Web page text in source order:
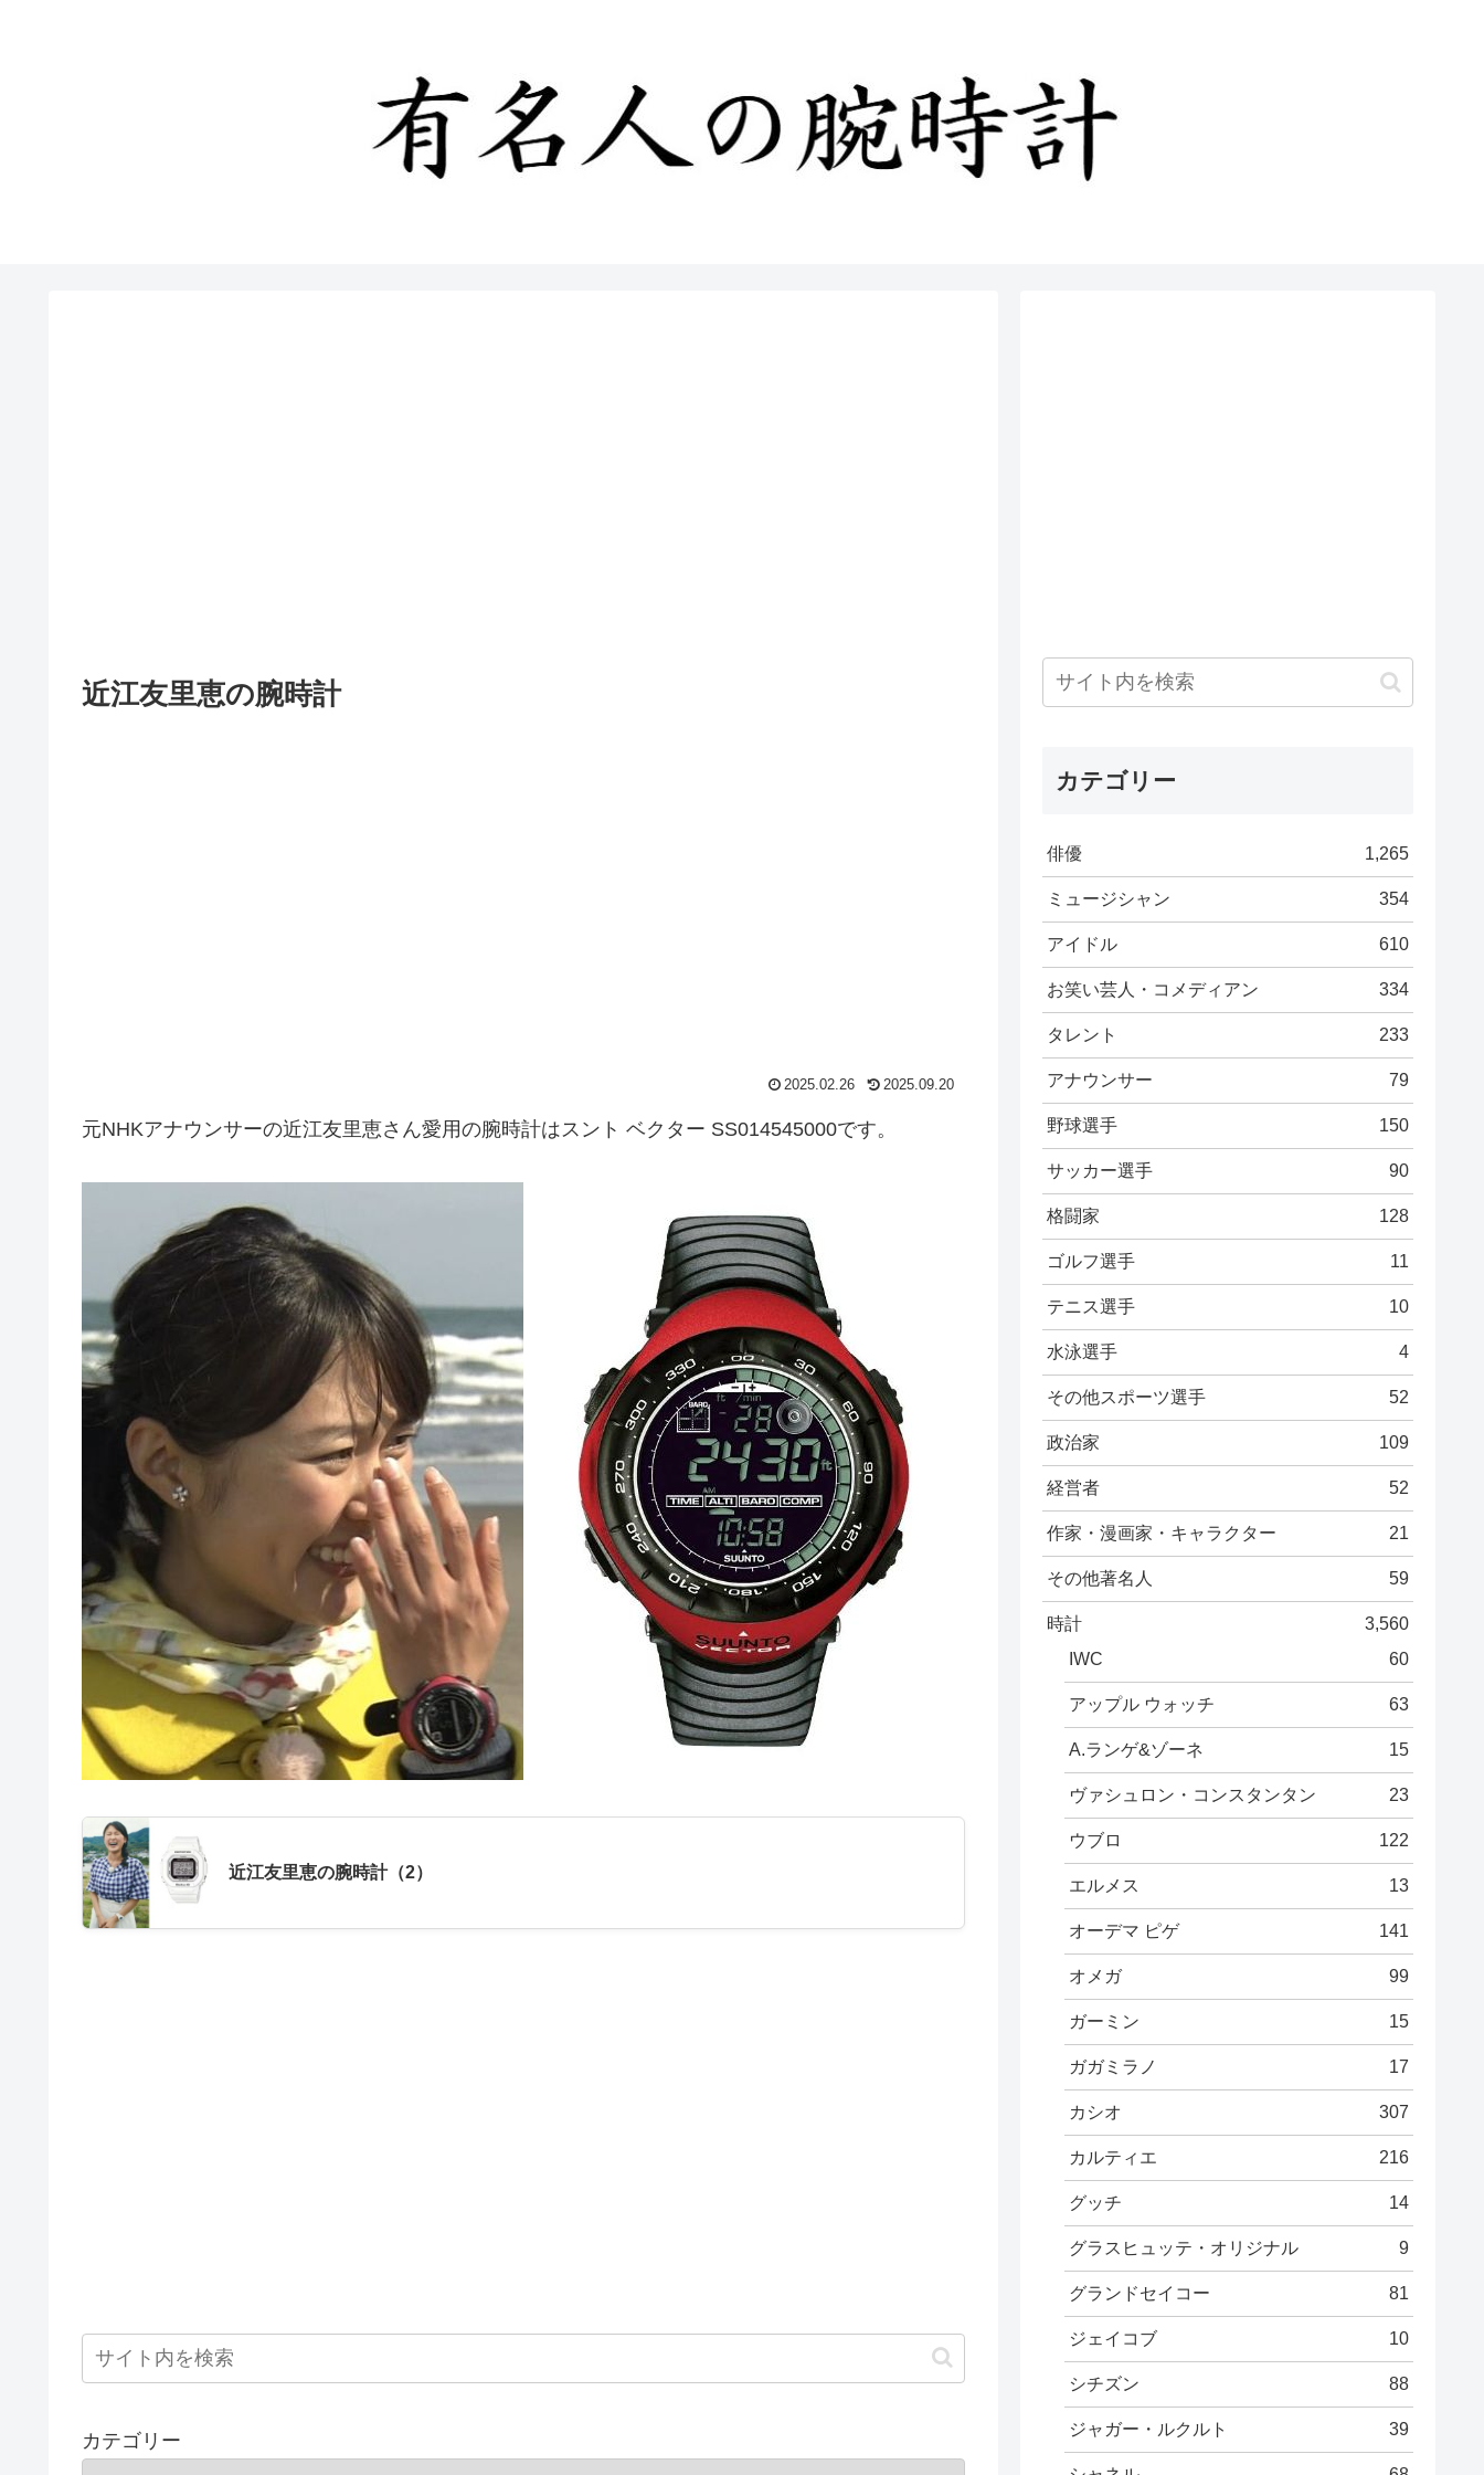
近江友里恵の腕時計
2025.02.26 2025.09.20
元NHKアナウンサーの近江友里恵さん愛用の腕時計はスント ベクター SS014545000です。
近江友里恵の腕時計（2）
カテゴリー
カテゴリー
俳優 1,265
ミュージシャン 354
アイドル 610
お笑い芸人・コメディアン 334
タレント 233
アナウンサー 79
野球選手 150
サッカー選手 90
格闘家 128
ゴルフ選手 11
テニス選手 10
水泳選手 4
その他スポーツ選手 52
政治家 109
経営者 52
作家・漫画家・キャラクター 21
その他著名人 59
時計
3,560
IWC
60
アップル ウォッチ 63
A.ランゲ&ゾーネ 15
ヴァシュロン・コンスタンタン 23
ウブロ 122
エルメス 13
オーデマ ピゲ 141
オメガ 99
ガーミン 15
ガガミラノ 17
カシオ 307
カルティエ 216
グッチ 14
グラスヒュッテ・オリジナル 9
グランドセイコー 81
ジェイコブ 10
シチズン 88
ジャガー・ルクルト 39